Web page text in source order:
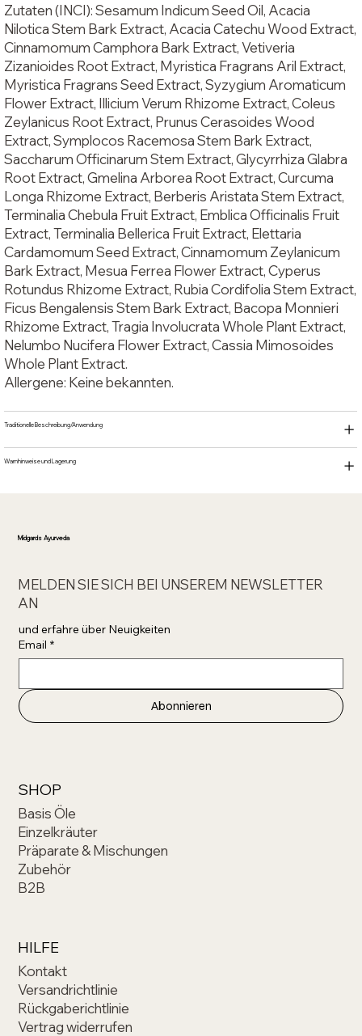
Zutaten (INCI): Sesamum Indicum Seed Oil, Acacia
Nilotica Stem Bark Extract, Acacia Catechu Wood Extract,
Cinnamomum Camphora Bark Extract, Vetiveria
Zizanioides Root Extract, Myristica Fragrans Aril Extract,
Myristica Fragrans Seed Extract, Syzygium Aromaticum
Flower Extract, Illicium Verum Rhizome Extract, Coleus
Zeylanicus Root Extract, Prunus Cerasoides Wood
Extract, Symplocos Racemosa Stem Bark Extract,
Saccharum Officinarum Stem Extract, Glycyrrhiza Glabra
Root Extract, Gmelina Arborea Root Extract, Curcuma
Longa Rhizome Extract, Berberis Aristata Stem Extract,
Terminalia Chebula Fruit Extract, Emblica Officinalis Fruit
Extract, Terminalia Bellerica Fruit Extract, Elettaria
Cardamomum Seed Extract, Cinnamomum Zeylanicum
Bark Extract, Mesua Ferrea Flower Extract, Cyperus
Rotundus Rhizome Extract, Rubia Cordifolia Stem Extract,
Ficus Bengalensis Stem Bark Extract, Bacopa Monnieri
Rhizome Extract, Tragia Involucrata Whole Plant Extract,
Nelumbo Nucifera Flower Extract, Cassia Mimosoides
Whole Plant Extract.
Allergene: Keine bekannten.
Traditionelle Beschreibung/Anwendung
Warnhinweise und Lagerung
HILFE
Kontakt
Versandrichtlinie
Rückgaberichtlinie
Vertrag widerrufen
SHOP
Basis Öle
Einzelkräuter
Präparate & Mischungen
Zubehör
B2B
Midgards Ayurveda
MELDEN SIE SICH BEI UNSEREM NEWSLETTER
AN
Email *
Abonnieren